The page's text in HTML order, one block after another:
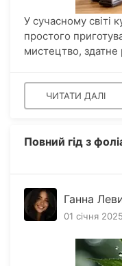
У сучасному світі
простого
мистецтво, здатне
ЧИТАТИ ДАЛІ
Повний гід з
Ганна
01 січня 2025